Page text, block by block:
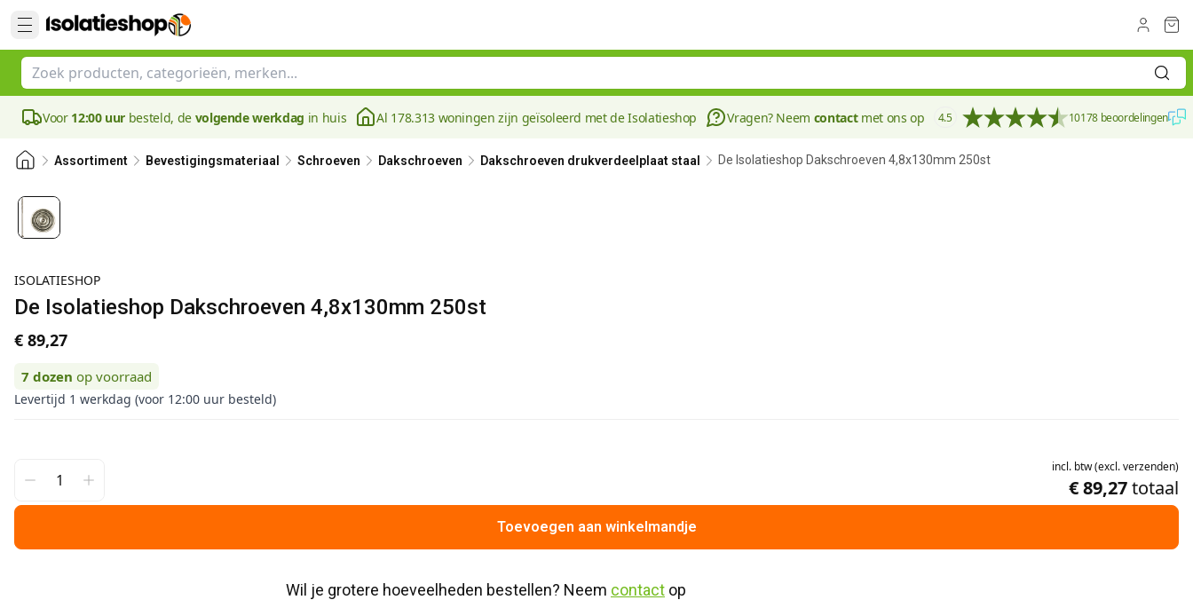
Voor 12:00 uur besteld, de volgende werkdag in huis Al 178.313 woningen zijn geïsoleerd met de Isolatieshop Vragen? Neem contactmet ons op 4.5 10178 beoordelingen
Assortiment Bevestigingsmateriaal Schroeven Dakschroeven Dakschroeven drukverdeelplaat staal De Isolatieshop Dakschroeven 4,8x130mm 250st
ISOLATIESHOP
De Isolatieshop Dakschroeven 4,8x130mm 250st
€ 89,27
7 dozen op voorraad
Levertijd 1 werkdag (voor 12:00 uur besteld)
incl. btw(excl.verzenden)
€ 89,27totaal
Toevoegen aan winkelmandje
Wil je grotere hoeveelheden bestellen? Neem contact op